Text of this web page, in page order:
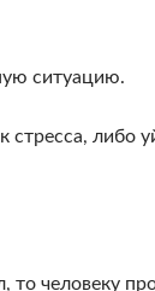
ситуацию.
либо
то человеку